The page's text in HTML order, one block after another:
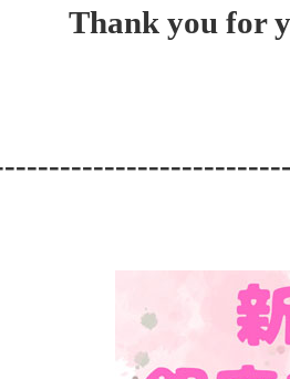
Thank you for